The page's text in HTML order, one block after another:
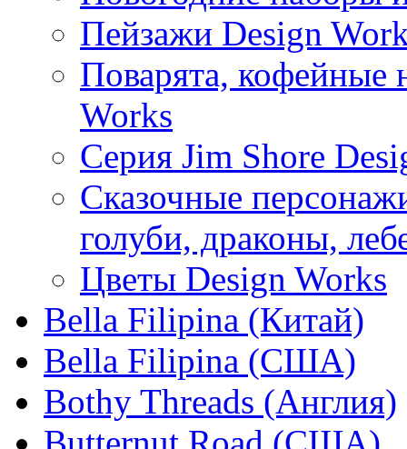
Пейзажи Design
Поварята, кофейные
Works
Серия Jim Shore
Сказочные
голуби, драконы,
Цветы Design Works
Bella Filipina (Китай)
Bella Filipina (США)
Bothy Threads (Англия)